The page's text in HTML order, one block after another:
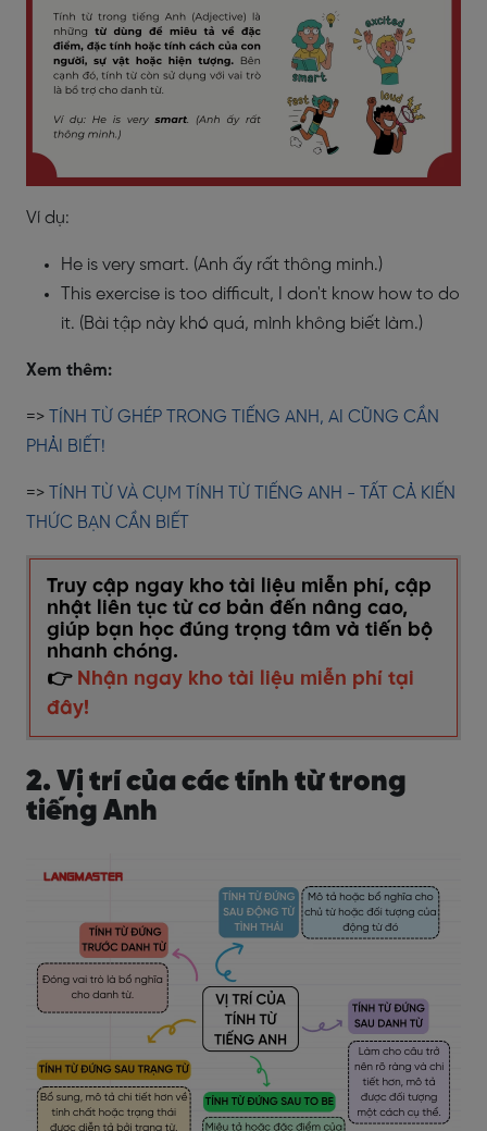
Ví dụ:
He is very smart. (Anh ấy rất thông minh.)
This exercise is too difficult, I don't know how to do
it. (Bài tập này khó quá, mình không biết làm.)
Xem thêm:
=>
TÍNH TỪ GHÉP TRONG TIẾNG ANH, AI CŨNG CẦN
PHẢI BIẾT!
=>
TÍNH TỪ VÀ CỤM TÍNH TỪ TIẾNG ANH - TẤT CẢ KIẾN
THỨC BẠN CẦN BIẾT
Truy cập ngay kho tài liệu miễn phí, cập
nhật liên tục từ cơ bản đến nâng cao,
giúp bạn học đúng trọng tâm và tiến bộ
nhanh chóng.
👉 Nhận ngay kho tài liệu miễn phí tại
đây!
2. Vị trí của các tính từ trong
tiếng Anh